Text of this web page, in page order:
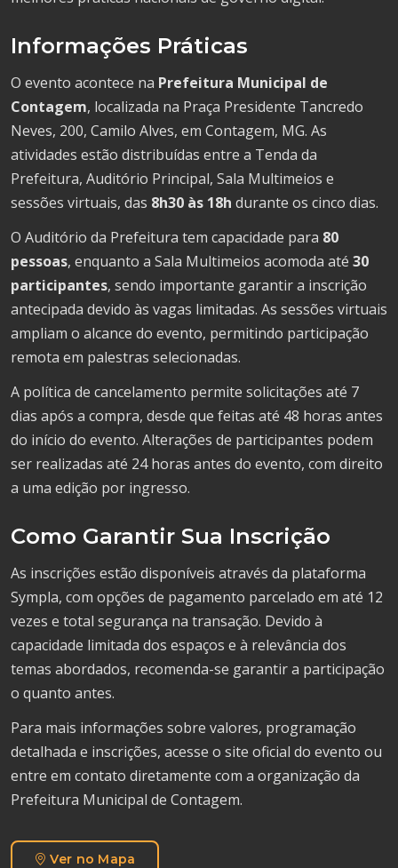
Informações Práticas
O evento acontece na Prefeitura Municipal de
Contagem, localizada na Praça Presidente Tancredo
Neves, 200, Camilo Alves, em Contagem, MG. As
atividades estão distribuídas entre a Tenda da
Prefeitura, Auditório Principal, Sala Multimeios e
sessões virtuais, das 8h30 às 18h durante os cinco dias.
O Auditório da Prefeitura tem capacidade para 80
pessoas, enquanto a Sala Multimeios acomoda até 30
participantes, sendo importante garantir a inscrição
antecipada devido às vagas limitadas. As sessões virtuais
ampliam o alcance do evento, permitindo participação
remota em palestras selecionadas.
A política de cancelamento permite solicitações até 7
dias após a compra, desde que feitas até 48 horas antes
do início do evento. Alterações de participantes podem
ser realizadas até 24 horas antes do evento, com direito
a uma edição por ingresso.
Como Garantir Sua Inscrição
As inscrições estão disponíveis através da plataforma
Sympla, com opções de pagamento parcelado em até 12
vezes e total segurança na transação. Devido à
capacidade limitada dos espaços e à relevância dos
temas abordados, recomenda-se garantir a participação
o quanto antes.
Para mais informações sobre valores, programação
detalhada e inscrições, acesse o site oficial do evento ou
entre em contato diretamente com a organização da
Prefeitura Municipal de Contagem.
Ver no Mapa